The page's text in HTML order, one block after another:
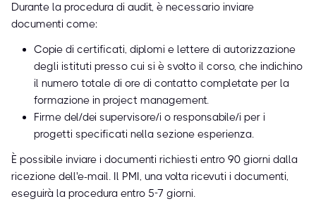
Durante la procedura di audit, è necessario inviare
documenti come:
Copie di certificati, diplomi e lettere di autorizzazione
degli istituti presso cui si è svolto il corso, che indichino
il numero totale di ore di contatto completate per la
formazione in project management.
Firme del/dei supervisore/i o responsabile/i per i
progetti specificati nella sezione esperienza.
È possibile inviare i documenti richiesti entro 90 giorni dalla
ricezione dell'e-mail. Il PMI, una volta ricevuti i documenti,
eseguirà la procedura entro 5-7 giorni.